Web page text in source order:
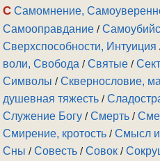
С Самомнение,
Самооправдание /
Сверхспособности, Интуиция
воли, Свобода /Святые /
Символы /Сквернословие,
душевная тяжесть /
Служение Богу /Смерть /
Смирение, кротость /Смысл и
Сны /Совесть /Совок /